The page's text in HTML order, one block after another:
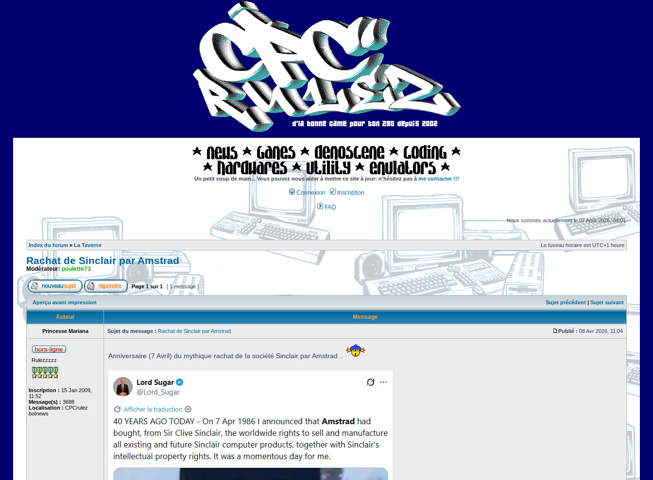
Un petit coup de main... Vous pouvez nous aider à mettre ce site à jour: n'hésitez pas à me contacter !!!
Connexion Inscription
FAQ
Nous sommes actuellement le 07 Août 2026, 04:01
Index du forum » La Taverne Le fuseau horaire est UTC+1 heure
Rachat de Sinclair par Amstrad
Modérateur: poulette73
Page1sur1 [ 1 message ]
Aperçu avant impression Sujet précédent | Sujet suivant
Auteur Message
Princesse Mariana Sujet du message : Rachat de Sinclair par Amstrad Publié : 08 Avr 2026, 11:04
Rulezzzzz
Inscription : 15 Jan 2009,
11:52
Message(s) : 3688
Localisation : CPCrulez
botnews
Anniversaire (7 Avril) du mythique rachat de la société Sinclair par Amstrad ..